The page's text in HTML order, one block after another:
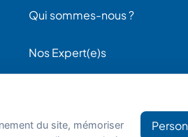
Qui sommes-nous ?
Nos Expert(e)s
Mentions légalesPolitique de
du site, mémoriser